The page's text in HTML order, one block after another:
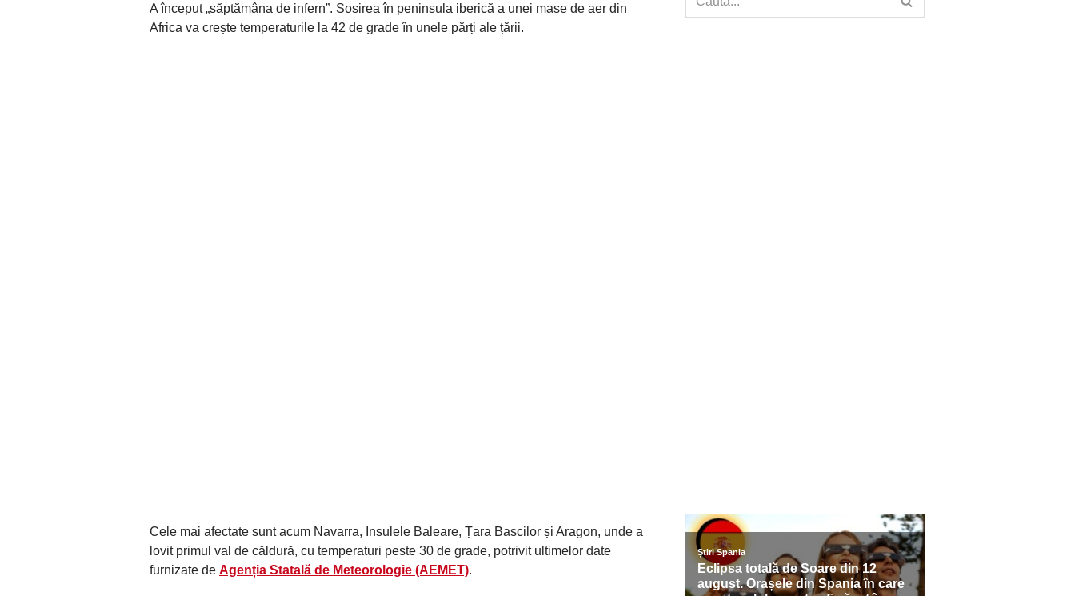
A început „săptămâna de infern”. Sosirea în peninsula iberică a unei mase de aer din
Africa va crește temperaturile la 42 de grade în unele părți ale țării.
Cele mai afectate sunt acum Navarra, Insulele Baleare, Țara Bascilor și Aragon, unde a
lovit primul val de căldură, cu temperaturi peste 30 de grade, potrivit ultimelor date
furnizate de Agenția Statală de Meteorologie (AEMET).